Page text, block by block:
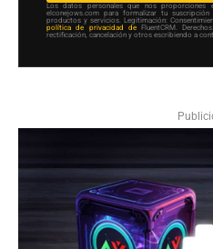
Los datos personales que nos proporciones
elconejows.com para formalizar tu
productos y servicios. Legitimación:
política de privacidad de FluentCRM.
rectificación, cancelación y otros escribiendo a